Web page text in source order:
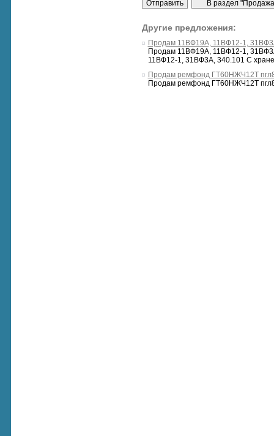
Другие предложения:
Продам 11ВФ19А, 11ВФ12-1,
Продам 11ВФ19А, 11ВФ12-1,
11ВФ12-1, 31ВФ3А, 340.101 С
Продам ремфонд ГТ60НЖЧ12Т
Продам ремфонд ГТ60НЖЧ12Т